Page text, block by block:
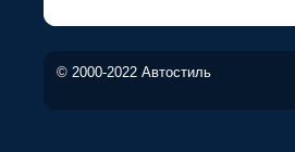
© 2000-2022 Автостиль